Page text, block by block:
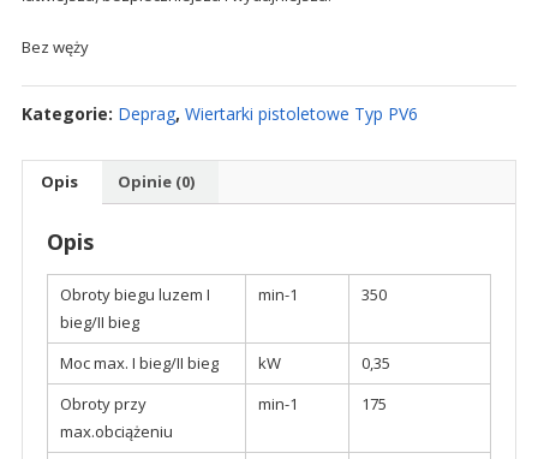
Bez węży
Kategorie: Deprag, Wiertarki pistoletowe Typ PV6
Opis Opinie (0)
Opis
Obroty biegu luzem I
bieg/II bieg
min-1 350
Moc max. I bieg/II bieg kW
0,35
Obroty przy
max.obciążeniu
min-1 175